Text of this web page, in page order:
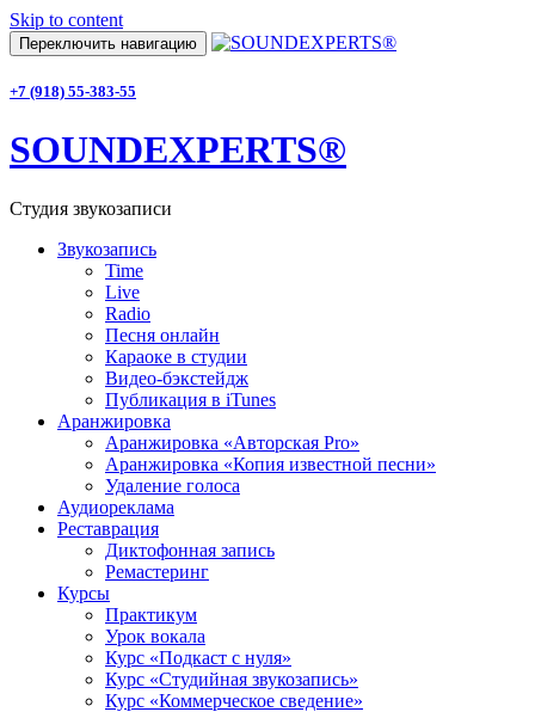
Skip to content
Переключить навигацию
+7 (918) 55-383-55
SOUNDEXPERTS®
Студия звукозаписи
Звукозапись
Time
Live
Radio
Песня онлайн
Караоке в студии
Видео-бэкстейдж
Публикация в iTunes
Аранжировка
Аранжировка «Авторская Pro»
Аранжировка «Копия известной песни»
Удаление голоса
Аудиореклама
Реставрация
Диктофонная запись
Ремастеринг
Курсы
Практикум
Урок вокала
Курс «Подкаст с нуля»
Курс «Студийная звукозапись»
Курс «Коммерческое сведение»